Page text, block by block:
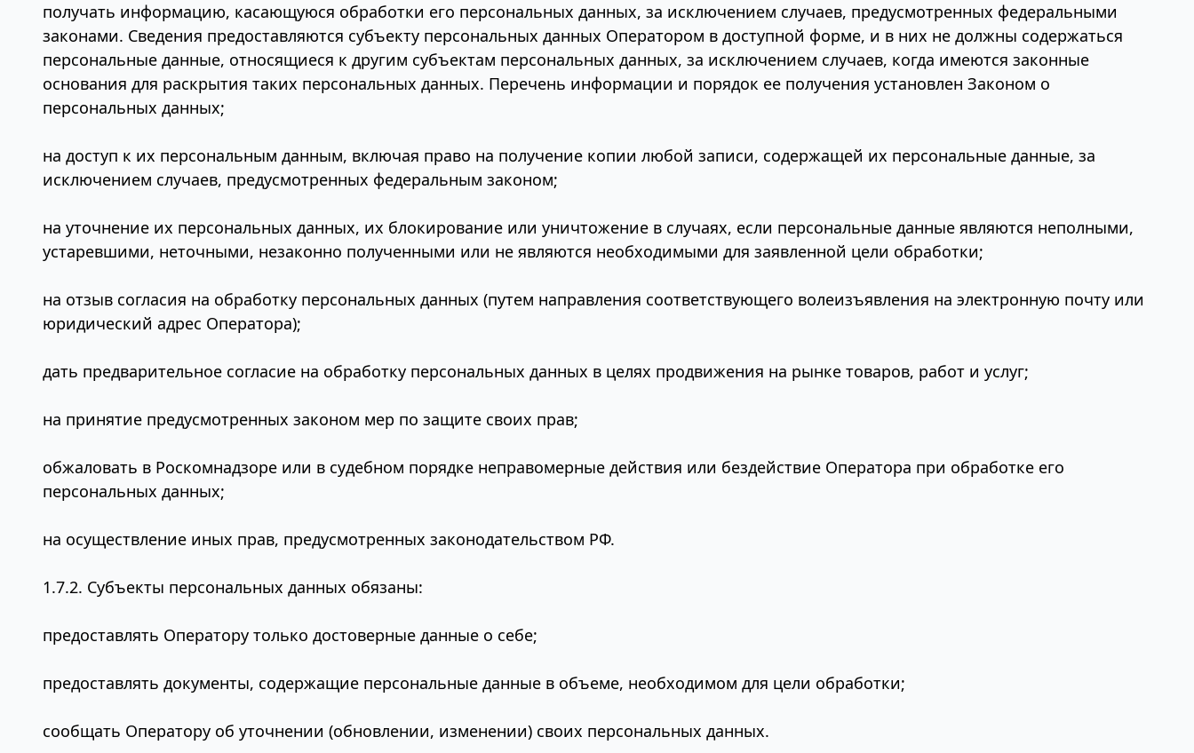
получать информацию, касающуюся обработки его персональных данных, за исключением случаев, предусмотренных федеральными
законами. Сведения предоставляются субъекту персональных данных Оператором в доступной форме, и в них не должны содержаться
персональные данные, относящиеся к другим субъектам персональных данных, за исключением случаев, когда имеются законные
основания для раскрытия таких персональных данных. Перечень информации и порядок ее получения установлен Законом о
персональных данных;
на доступ к их персональным данным, включая право на получение копии любой записи, содержащей их персональные данные, за
исключением случаев, предусмотренных федеральным законом;
на уточнение их персональных данных, их блокирование или уничтожение в случаях, если персональные данные являются неполными,
устаревшими, неточными, незаконно полученными или не являются необходимыми для заявленной цели обработки;
на отзыв согласия на обработку персональных данных (путем направления соответствующего волеизъявления на электронную почту или
юридический адрес Оператора);
дать предварительное согласие на обработку персональных данных в целях продвижения на рынке товаров, работ и услуг;
на принятие предусмотренных законом мер по защите своих прав;
обжаловать в Роскомнадзоре или в судебном порядке неправомерные действия или бездействие Оператора при обработке его
персональных данных;
на осуществление иных прав, предусмотренных законодательством РФ.
1.7.2. Субъекты персональных данных обязаны:
предоставлять Оператору только достоверные данные о себе;
предоставлять документы, содержащие персональные данные в объеме, необходимом для цели обработки;
сообщать Оператору об уточнении (обновлении, изменении) своих персональных данных.